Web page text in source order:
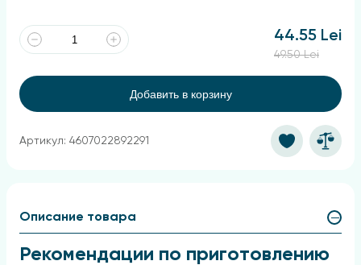
44.55 Lei
49.50 Lei
Добавить в корзину
Артикул: 4607022892291
Описание товара
Рекомендации по приготовлению